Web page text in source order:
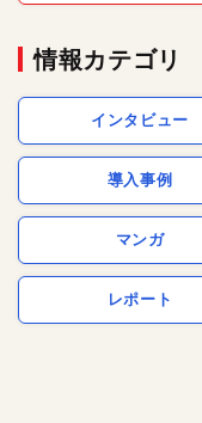
情報カテゴリ
インタビュー
導入事例
マンガ
レポート